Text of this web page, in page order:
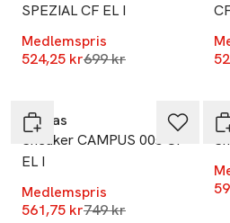
SPEZIAL CF EL I
Medlemspris
524,25 krLägsta pris 30 dagar
699 kr
Adidas
Sneaker CAMPUS 00s CF
EL I
Medlemspris
561,75 krLägsta pris 30 dagar
749 kr